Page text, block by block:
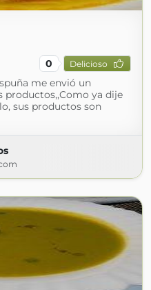
0 Delicioso
me envió un
productos,,Como ya dije
sus productos son